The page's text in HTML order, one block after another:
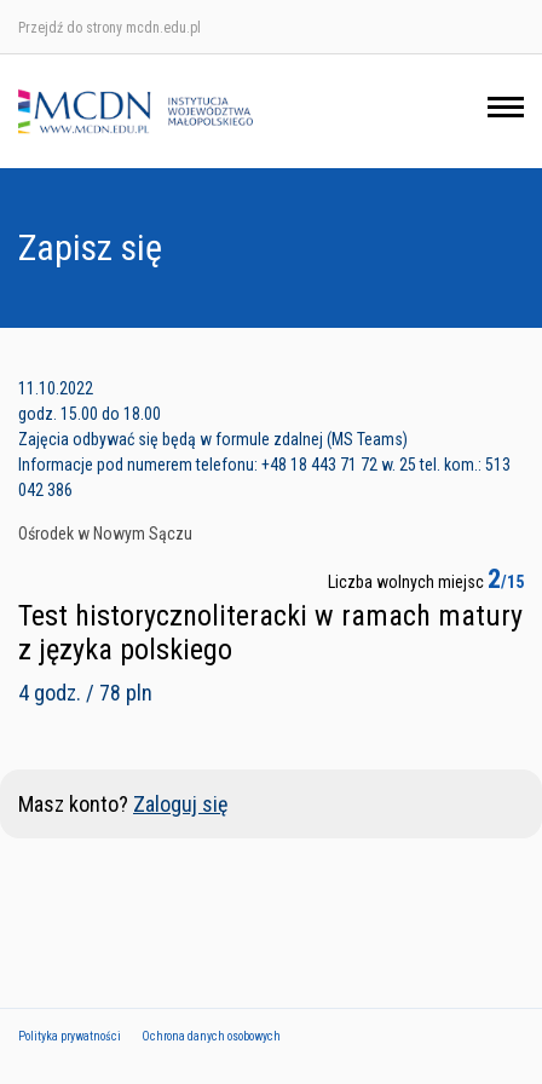
Przejdź do strony mcdn.edu.pl
Zapisz się
11.10.2022
godz. 15.00 do 18.00
Zajęcia odbywać się będą w formule zdalnej (MS Teams)
Informacje pod numerem telefonu: +48 18 443 71 72 w. 25 tel. kom.: 513
042 386
Ośrodek w Nowym Sączu
Liczba wolnych miejsc 2/15
Test historycznoliteracki w ramach matury
z języka polskiego
4 godz. / 78 pln
Masz konto? Zaloguj się
Polityka prywatności Ochrona danych osobowych
Ośrodek w Krakowie
Ośrodek w Nowym Sączu
Ośrodek w Tarnowie